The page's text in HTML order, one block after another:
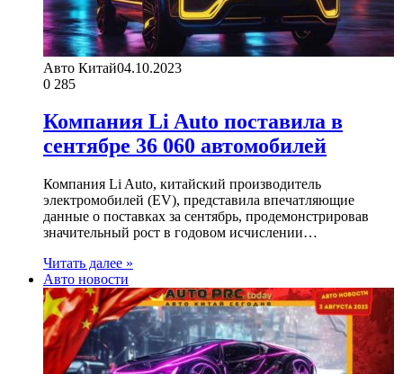
Авто Китай04.10.2023
0 285
Компания Li Auto поставила в
сентябре 36 060 автомобилей
Компания Li Auto, китайский производитель
электромобилей (EV), представила впечатляющие
данные о поставках за сентябрь, продемонстрировав
значительный рост в годовом исчислении…
Читать далее »
Авто новости